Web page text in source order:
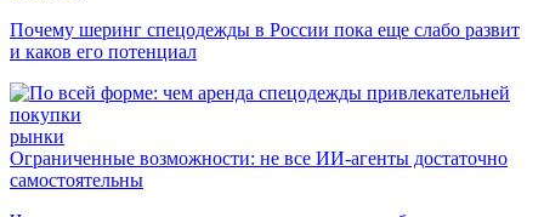
Почему шеринг спецодежды в России пока еще слабо развит
и каков его потенциал
рынки
Ограниченные возможности: не все ИИ-агенты достаточно
самостоятельны